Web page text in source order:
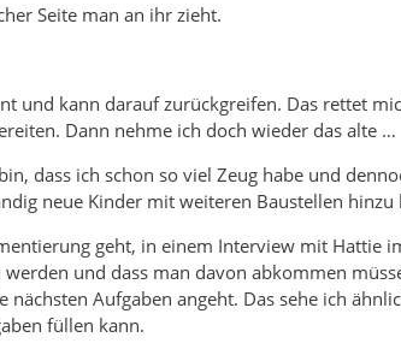
Seite man an ihr zieht.
und kann darauf zurückgreifen. Das rettet
Dann nehme ich doch wieder das alte …
dass ich schon so viel Zeug habe und
neue Kinder mit weiteren Baustellen hinzu
geht, in einem Interview mit Hattie
und dass man davon abkommen
Aufgaben angeht. Das sehe ich
füllen kann.